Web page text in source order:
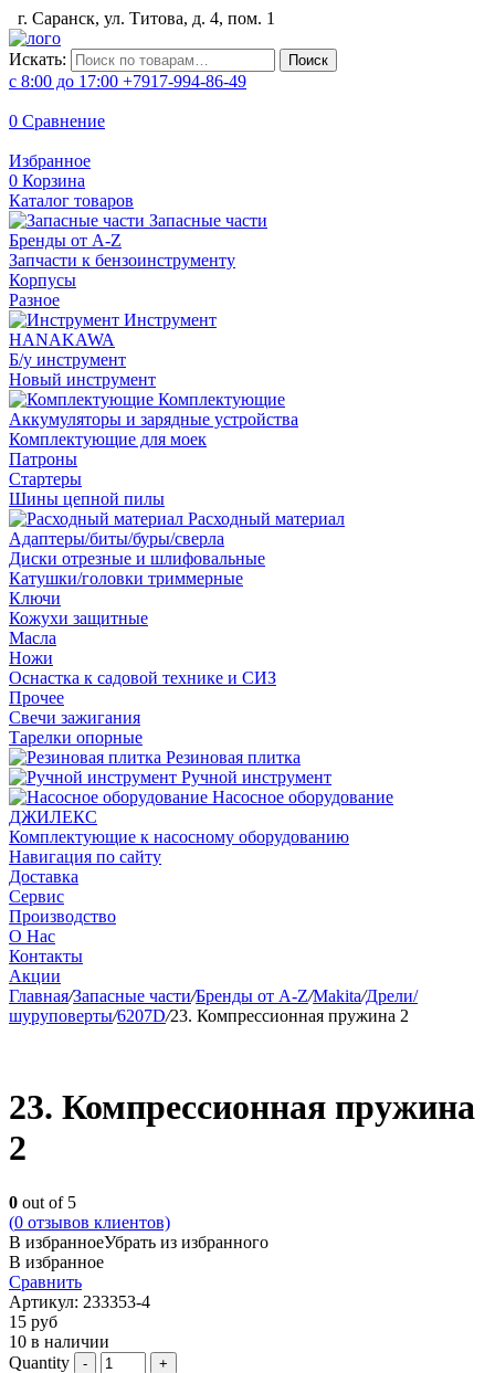
г. Саранск, ул. Титова, д. 4, пом. 1
Искать: Поиск
с 8:00 до 17:00 +7917-994-86-49
0 Сравнение
Избранное
0 Корзина
Каталог товаров
Запасные части
Бренды от A-Z
Запчасти к бензоинструменту
Корпусы
Разное
Инструмент
HANAKAWA
Б/у инструмент
Новый инструмент
Комплектующие
Аккумуляторы и зарядные устройства
Комплектующие для моек
Патроны
Стартеры
Шины цепной пилы
Расходный материал
Адаптеры/биты/буры/сверла
Диски отрезные и шлифовальные
Катушки/головки триммерные
Ключи
Кожухи защитные
Масла
Ножи
Оснастка к садовой технике и СИЗ
Прочее
Свечи зажигания
Тарелки опорные
Резиновая плитка
Ручной инструмент
Насосное оборудование
ДЖИЛЕКС
Комплектующие к насосному оборудованию
Навигация по сайту
Доставка
Сервис
Производство
О Нас
Контакты
Акции
Главная/Запасные части/Бренды от A-Z/Makita/Дрели/
шуруповерты/6207D/23. Компрессионная пружина 2
23. Компрессионная пружина
2
0 out of 5
(0 отзывов клиентов)
В избранноеУбрать из избранного
В избранное
Сравнить
Артикул: 233353-4
15 руб
10 в наличии
Quantity